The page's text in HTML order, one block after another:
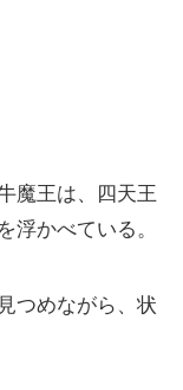
魔王は、四天王
浮かべている。
つめながら、状